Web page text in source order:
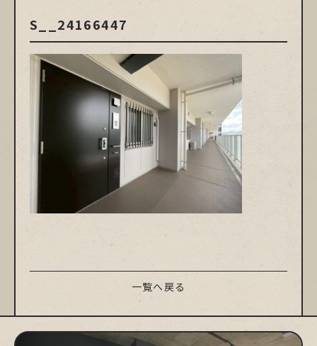
S__24166447
一覧へ戻る